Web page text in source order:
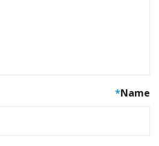
Name
*